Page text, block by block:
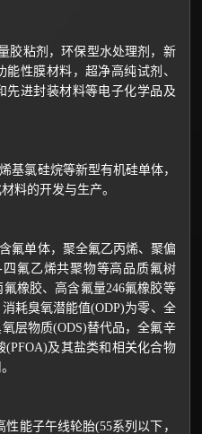
粘剂，环保型水处理剂，新
性膜材料，超净高纯试剂、
先进封装材料等电子化学品及
氯硅烷等新型有机硅单体，
料的开发与生产。
单体，聚全氟乙丙烯、聚偏
氟乙烯共聚物等高品质氟树
橡胶、高含氟量246氟橡胶等
耗臭氧潜能值(ODP)为零、全
层物质(ODS)替代品，全氟辛
(PFOA)及其盐类和相关化合物
能子午线轮胎(55系列以下，